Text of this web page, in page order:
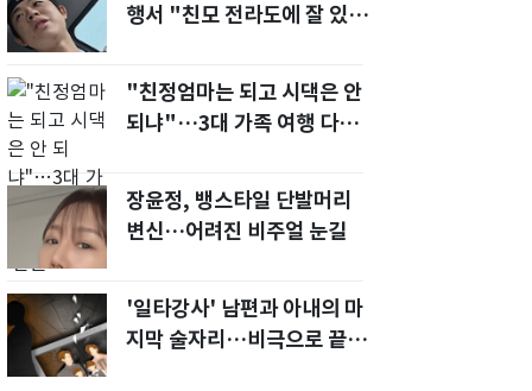
행서 "친모 전라도에 잘 있
"친정엄마는 되고 시댁은 안
되냐"…3대 가족 여행 다녀
장윤정, 뱅스타일 단발머리
변신…어려진 비주얼 눈길
'일타강사' 남편과 아내의 마
지막 술자리…비극으로 끝나